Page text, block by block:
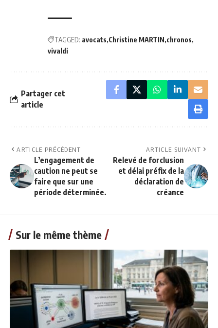
TAGGED: avocats Christine MARTIN chronos
vivaldi
Partager cet
article
ARTICLE PRÉCÉDENT
L’engagement de
caution ne peut se
faire que sur une
période déterminée.
ARTICLE SUIVANT
Relevé de forclusion
et délai préfix de la
déclaration de
créance
Sur le même thème